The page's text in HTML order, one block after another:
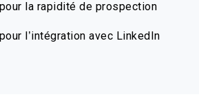
la rapidité de prospection
l’intégration avec LinkedIn